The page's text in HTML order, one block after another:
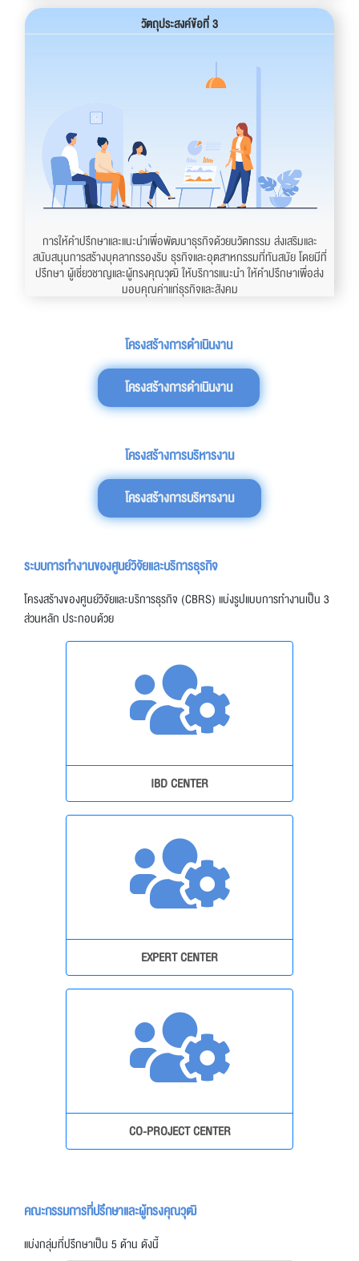
วัตถุประสงค์ข้อที่ 3
การให้คำปรึกษาและแนะนำเพื่อพัฒนาธุรกิจด้วยนวัตกรรม ส่งเสริมและ
สนับสนุนการสร้างบุคลากรรองรับ ธุรกิจและอุตสาหกรรมที่ทันสมัย โดยมีที่
ปรึกษา ผู้เชี่ยวชาญและผู้ทรงคุณวุฒิ ให้บริการแนะนำ ให้คำปรึกษาเพื่อส่ง
มอบคุณค่าแก่ธุรกิจและสังคม
โครงสร้างการดำเนินงาน
โครงสร้างการดำเนินงาน
โครงสร้างการบริหารงาน
โครงสร้างการบริหารงาน
ระบบการทำงานของศูนย์วิจัยและบริการธุรกิจ
โครงสร้างของศูนย์วิจัยและบริการธุรกิจ (CBRS) แบ่งรูปแบบการทำงานเป็น 3
ส่วนหลัก ประกอบด้วย
IBD CENTER
EXPERT CENTER
CO-PROJECT CENTER
คณะกรรมการที่ปรึกษาและผู้ทรงคุณวุฒิ
แบ่งกลุ่มที่ปรึกษาเป็น 5 ด้าน ดังนี้